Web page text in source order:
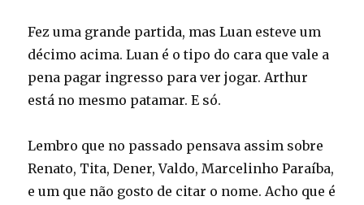
Fez uma grande partida, mas Luan esteve um
décimo acima. Luan é o tipo do cara que vale a
pena pagar ingresso para ver jogar. Arthur
está no mesmo patamar. E só.
Lembro que no passado pensava assim sobre
Renato, Tita, Dener, Valdo, Marcelinho Paraíba,
e um que não gosto de citar o nome. Acho que é